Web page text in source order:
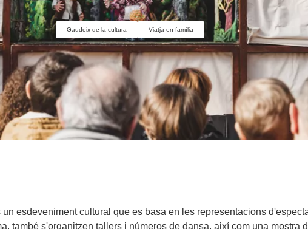
Gaudeix de la cultura Viatja en família
esdeveniment cultural que es basa en les representacions
també s'organitzen tallers i números de dansa, així com una mostra